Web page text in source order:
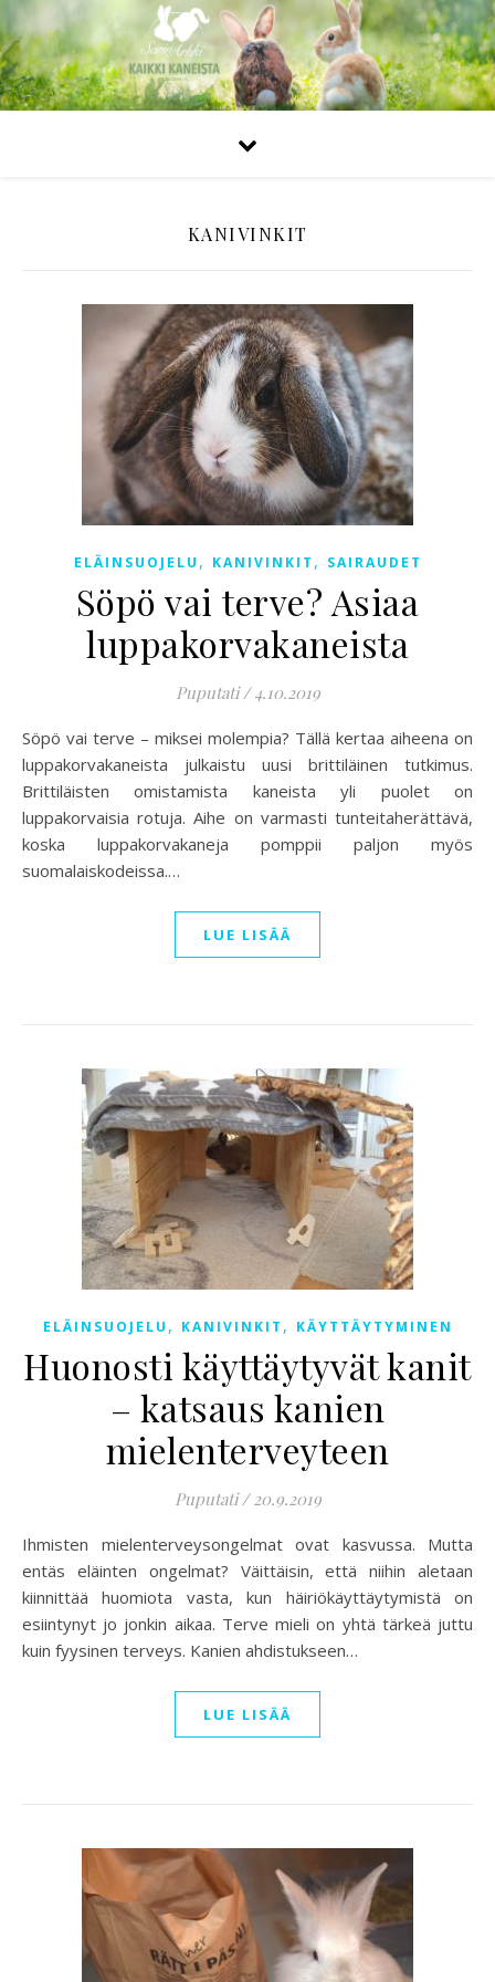
KANIVINKIT
ELÄINSUOJELU , KANIVINKIT , SAIRAUDET
Söpö vai terve? Asiaa
luppakorvakaneista
Puputati / 4.10.2019
Söpö vai terve – miksei molempia? Tällä kertaa aiheena on
luppakorvakaneista julkaistu uusi brittiläinen tutkimus.
Brittiläisten omistamista kaneista yli puolet on
luppakorvaisia rotuja. Aihe on varmasti tunteitaherättävä,
koska luppakorvakaneja pomppii paljon myös
suomalaiskodeissa.…
LUE LISÄÄ
ELÄINSUOJELU , KANIVINKIT , KÄYTTÄYTYMINEN
Huonosti käyttäytyvät kanit
– katsaus kanien
mielenterveyteen
Puputati / 20.9.2019
Ihmisten mielenterveysongelmat ovat kasvussa. Mutta
entäs eläinten ongelmat? Väittäisin, että niihin aletaan
kiinnittää huomiota vasta, kun häiriökäyttäytymistä on
esiintynyt jo jonkin aikaa. Terve mieli on yhtä tärkeä juttu
kuin fyysinen terveys. Kanien ahdistukseen…
LUE LISÄÄ